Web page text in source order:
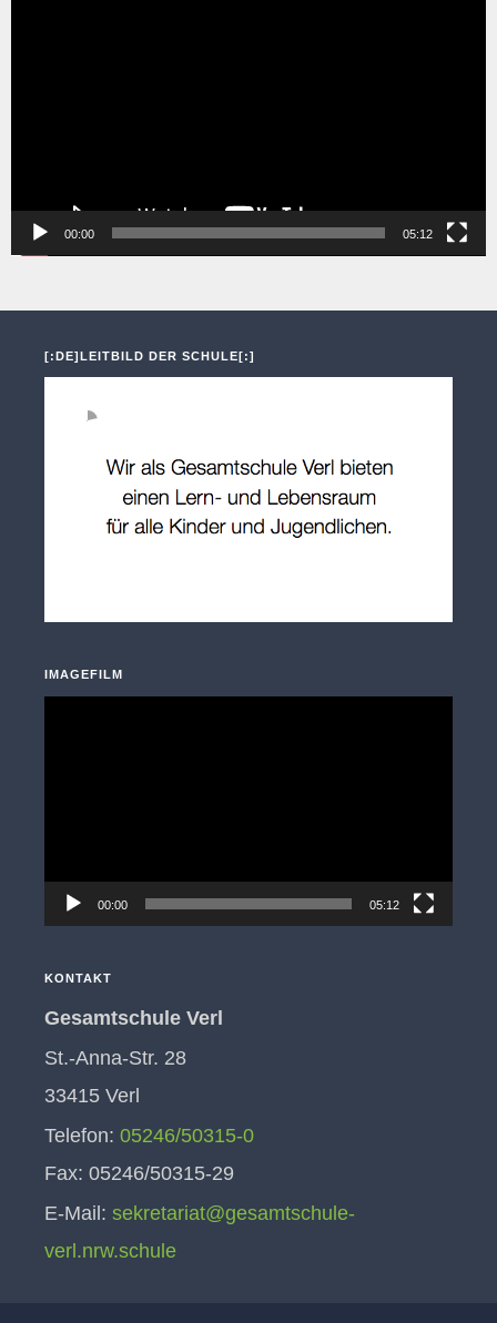
00:00 05:12
[:DE]LEITBILD DER SCHULE[:]
IMAGEFILM
00:00 05:12
KONTAKT
Gesamtschule Verl
St.-Anna-Str. 28
33415 Verl
Telefon: 05246/50315-0
Fax: 05246/50315-29
E-Mail: sekretariat@gesamtschule-
verl.nrw.schule